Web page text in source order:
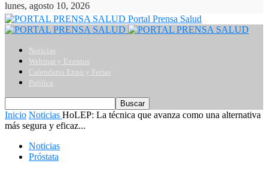
lunes, agosto 10, 2026
Portal Prensa Salud
Noticias
Webinar y Eventos
Calendario Expo y Ferias
Publica
Inicio Noticias HoLEP: La técnica que avanza como una alternativa
más segura y eficaz...
Noticias
Próstata